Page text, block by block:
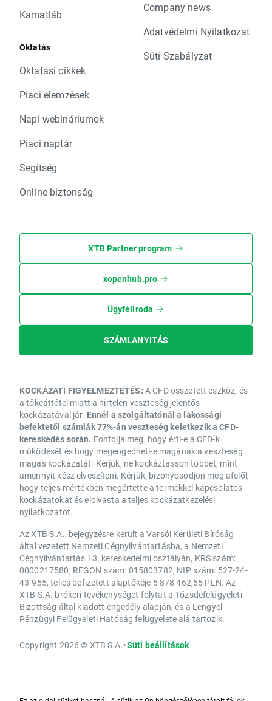
Kamatláb
Oktatás
Oktatási cikkek
Piaci elemzések
Napi webináriumok
Piaci naptár
Segítség
Online biztonság
Company news
Adatvédelmi Nyilatkozat
Süti Szabályzat
XTB Partner program
xopenhub.pro
Ügyféliroda
SZÁMLANYITÁS
KOCKÁZATI FIGYELMEZTETÉS: A CFD összetett eszköz, és
a tőkeáttétel miatt a hirtelen veszteség jelentős
kockázatával jár. Ennél a szolgáltatónál a lakossági
befektetői számlák 77%-án veszteség keletkezik a CFD-
kereskedés során. Fontolja meg, hogy érti-e a CFD-k
működését és hogy megengedheti-e magának a veszteség
magas kockázatát. Kérjük, ne kockáztasson többet, mint
amennyit kész elveszíteni. Kérjük, bizonyosodjon meg afelől,
hogy teljes mértékben megértette a termékkel kapcsolatos
kockázatokat és elolvasta a teljes kockázatkezelési
nyilatkozatot.
Az XTB S.A., bejegyzésre került a Varsói Kerületi Bíróság
által vezetett Nemzeti Cégnyilvántartásba, a Nemzeti
Cégnyilvántartás 13. kereskedelmi osztályán, KRS szám:
0000217580, REGON szám: 015803782, NIP szám: 527-24-
43-955, teljes befizetett alaptőkéje 5 878 462,55 PLN. Az
XTB S.A. brókeri tevékenységet folytat a Tőzsdefelügyeleti
Bizottság által kiadott engedély alapján, és a Lengyel
Pénzügyi Felügyeleti Hatóság felügyelete alá tartozik.
Copyright 2026 © XTB S.A.•Süti beállítások